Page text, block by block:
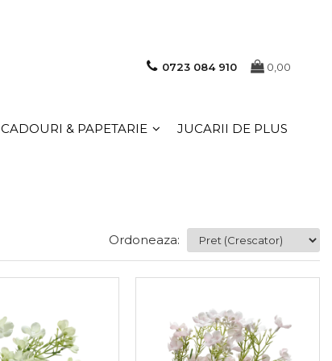
0723 084 910 0,00
CADOURI & PAPETARIE JUCARII DE PLUS
Ordoneaza: